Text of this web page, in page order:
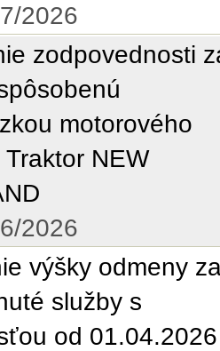
2026
zodpovednosti
motorového
NEW
2026
výšky odmeny
služby s
od